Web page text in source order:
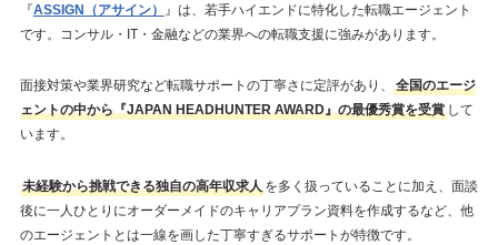
『ASSIGN（アサイン）
』は、若手ハイエンドに特化した転職エージェント
です。コンサル・IT・金融などの業界への転職支援に強みがあります。
面接対策や業界研究など転職サポートの丁寧さに定評があり、
全国のエージ
ェントの中から『JAPAN HEADHUNTER AWARD』の最優秀賞を受賞して
います。
未経験から挑戦できる独自の高年収求人を多く扱っていることに加え、面談
後に一人ひとりにオーダーメイドのキャリアプラン資料を作成するなど、他
のエージェントとは一線を画した丁寧すぎるサポートが特徴です。